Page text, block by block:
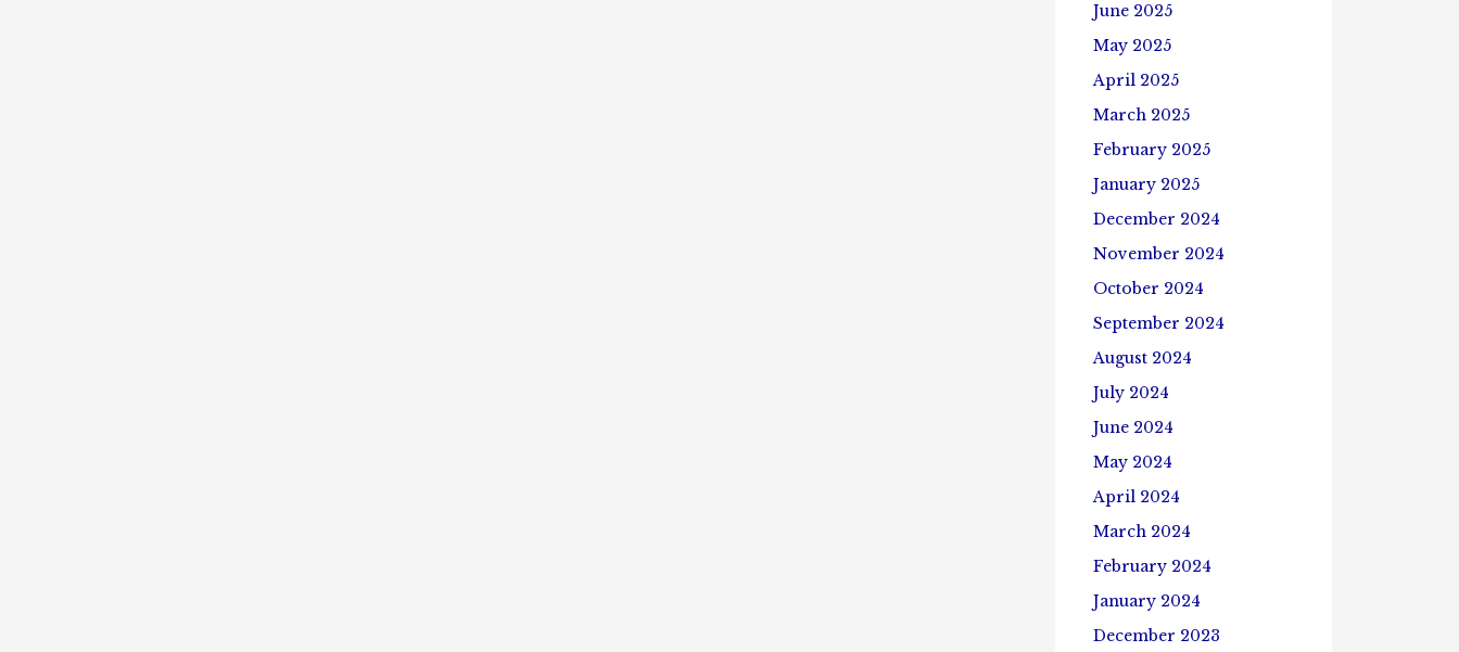
June 2025
May 2025
April 2025
March 2025
February 2025
January 2025
December 2024
November 2024
October 2024
September 2024
August 2024
July 2024
June 2024
May 2024
April 2024
March 2024
February 2024
January 2024
December 2023